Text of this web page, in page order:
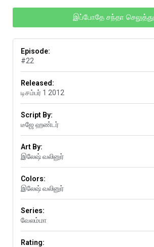
இப்போதே சந்தா செலுத்து
Episode:
#22
Released:
டிசம்பர் 1 2012
Script By:
டீஜே ஹண்டர்
Art By:
இலேஷ் வலினுர்
Colors:
இலேஷ் வலினுர்
Series:
வேலம்மா
Rating: